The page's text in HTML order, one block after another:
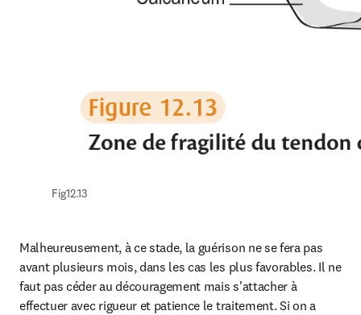
Fig12.13
Malheureusement, à ce stade, la guérison ne se fera pas
avant plusieurs mois, dans les cas les plus favorables. Il ne
faut pas céder au découragement mais s'attacher à
effectuer avec rigueur et patience le traitement. Si on a